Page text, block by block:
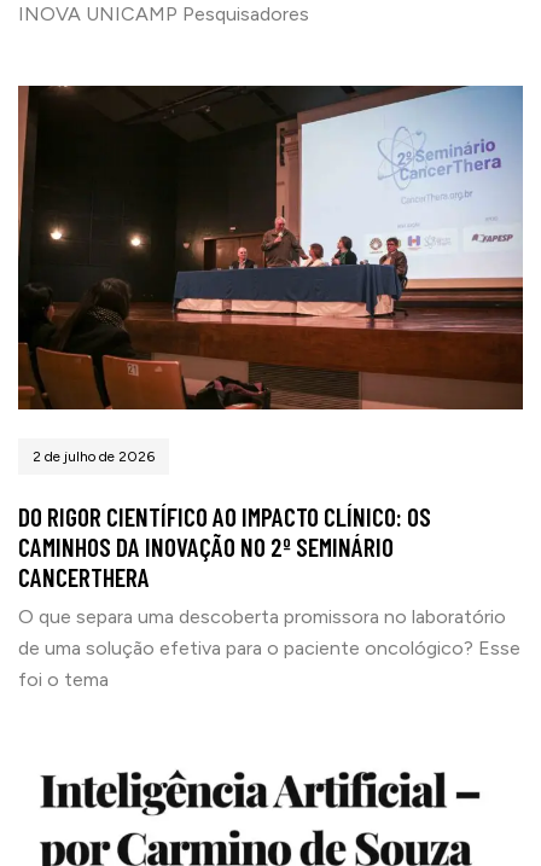
INOVA UNICAMP Pesquisadores
2 de julho de 2026
DO RIGOR CIENTÍFICO AO IMPACTO CLÍNICO: OS
CAMINHOS DA INOVAÇÃO NO 2º SEMINÁRIO
CANCERTHERA
O que separa uma descoberta promissora no laboratório
de uma solução efetiva para o paciente oncológico? Esse
foi o tema